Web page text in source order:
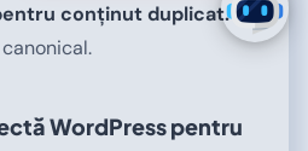
conținut duplicat.
WordPress pentru